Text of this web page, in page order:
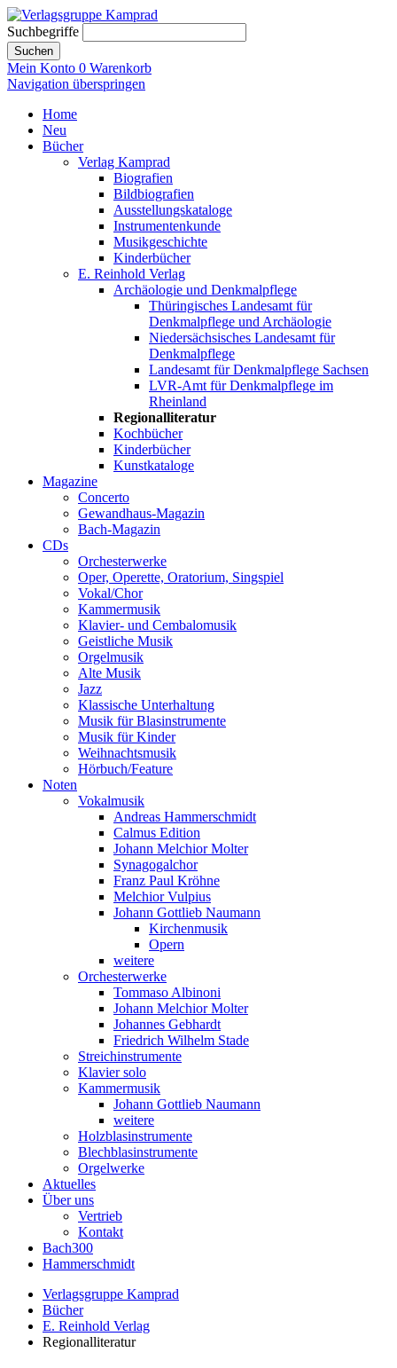
Suchbegriffe
Suchen
Mein Konto 0 Warenkorb
Navigation überspringen
Home
Neu
Bücher
Verlag Kamprad
Biografien
Bildbiografien
Ausstellungskataloge
Instrumentenkunde
Musikgeschichte
Kinderbücher
E. Reinhold Verlag
Archäologie und Denkmalpflege
Thüringisches Landesamt für
Denkmalpflege und Archäologie
Niedersächsisches Landesamt für
Denkmalpflege
Landesamt für Denkmalpflege Sachsen
LVR-Amt für Denkmalpflege im
Rheinland
Regionalliteratur
Kochbücher
Kinderbücher
Kunstkataloge
Magazine
Concerto
Gewandhaus-Magazin
Bach-Magazin
CDs
Orchesterwerke
Oper, Operette, Oratorium, Singspiel
Vokal/Chor
Kammermusik
Klavier- und Cembalomusik
Geistliche Musik
Orgelmusik
Alte Musik
Jazz
Klassische Unterhaltung
Musik für Blasinstrumente
Musik für Kinder
Weihnachtsmusik
Hörbuch/Feature
Noten
Vokalmusik
Andreas Hammerschmidt
Calmus Edition
Johann Melchior Molter
Synagogalchor
Franz Paul Kröhne
Melchior Vulpius
Johann Gottlieb Naumann
Kirchenmusik
Opern
weitere
Orchesterwerke
Tommaso Albinoni
Johann Melchior Molter
Johannes Gebhardt
Friedrich Wilhelm Stade
Streichinstrumente
Klavier solo
Kammermusik
Johann Gottlieb Naumann
weitere
Holzblasinstrumente
Blechblasinstrumente
Orgelwerke
Aktuelles
Über uns
Vertrieb
Kontakt
Bach300
Hammerschmidt
Verlagsgruppe Kamprad
Bücher
E. Reinhold Verlag
Regionalliteratur